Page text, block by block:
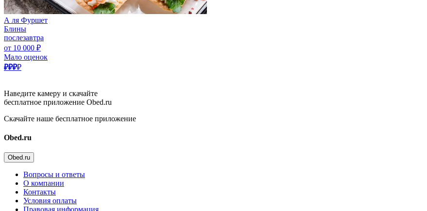
А ля Фуршет
Блины
послезавтра
от 10 000 ₽
Мало оценок
₽₽₽₽
Наведите камеру и скачайте
бесплатное приложение Obed.ru
Скачайте наше бесплатное приложение
Obed.ru
Obed.ru
Вопросы и ответы
О компании
Контакты
Условия оплаты